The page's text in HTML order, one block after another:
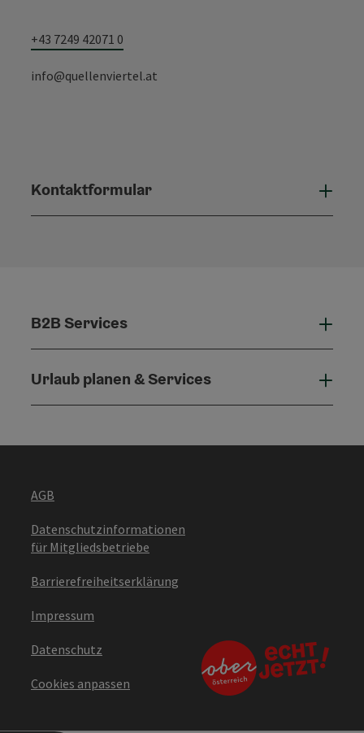
+43 7249 42071 0
info@quellenviertel.at
Kontaktformular
B2B Services
Urlaub planen & Services
AGB
Datenschutzinformationen
für Mitgliedsbetriebe
Barrierefreiheitserklärung
Impressum
Datenschutz
Cookies anpassen